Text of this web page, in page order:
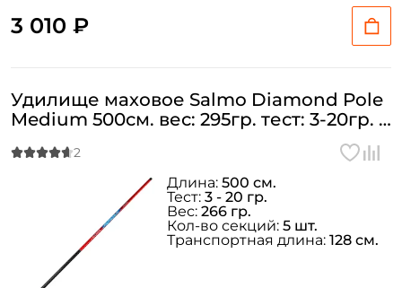
3 010 ₽
Удилище маховое Salmo Diamond Pole
Medium 500см. вес: 295гр. тест: 3-20гр. /
Длина: 500 см.
Тест: 3 - 20 гр.
Вес: 266 гр.
Кол-во секций: 5 шт.
Транспортная длина: 128 см.